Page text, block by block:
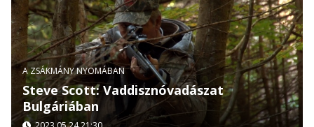
A ZSÁKMÁNY NYOMÁBAN
Steve Scott: Vaddisznóvadászat
Bulgáriában